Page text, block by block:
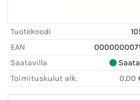
Tuotekoodi
EAN
Saatavilla
Toimituskulut alk.
0,00